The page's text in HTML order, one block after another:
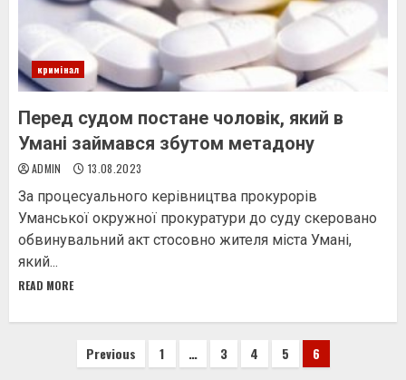
кримінал
Перед судом постане чоловік, який в
Умані займався збутом метадону
ADMIN 13.08.2023
За процесуального керівництва прокурорів
Уманської окружної прокуратури до суду скеровано
обвинувальний акт стосовно жителя міста Умані,
який...
READ MORE
Пагінація
Previous 1 … 3 4 5 6